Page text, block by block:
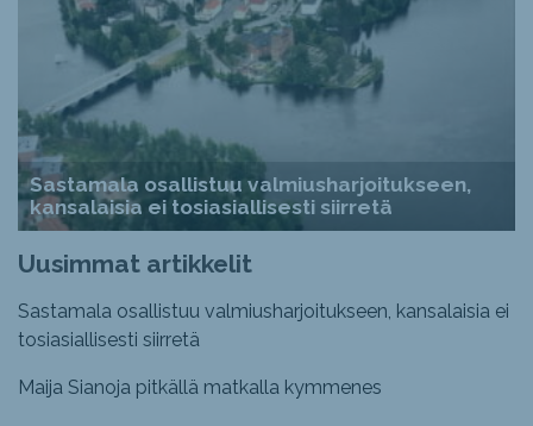
Sastamala osallistuu valmiusharjoitukseen,
kansalaisia ei tosiasiallisesti siirretä
Uusimmat artikkelit
Sastamala osallistuu valmiusharjoitukseen, kansalaisia ei
tosiasiallisesti siirretä
Maija Sianoja pitkällä matkalla kymmenes